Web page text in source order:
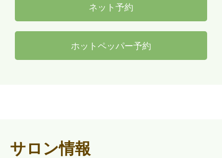
ネット予約
ホットペッパー予約
サロン情報